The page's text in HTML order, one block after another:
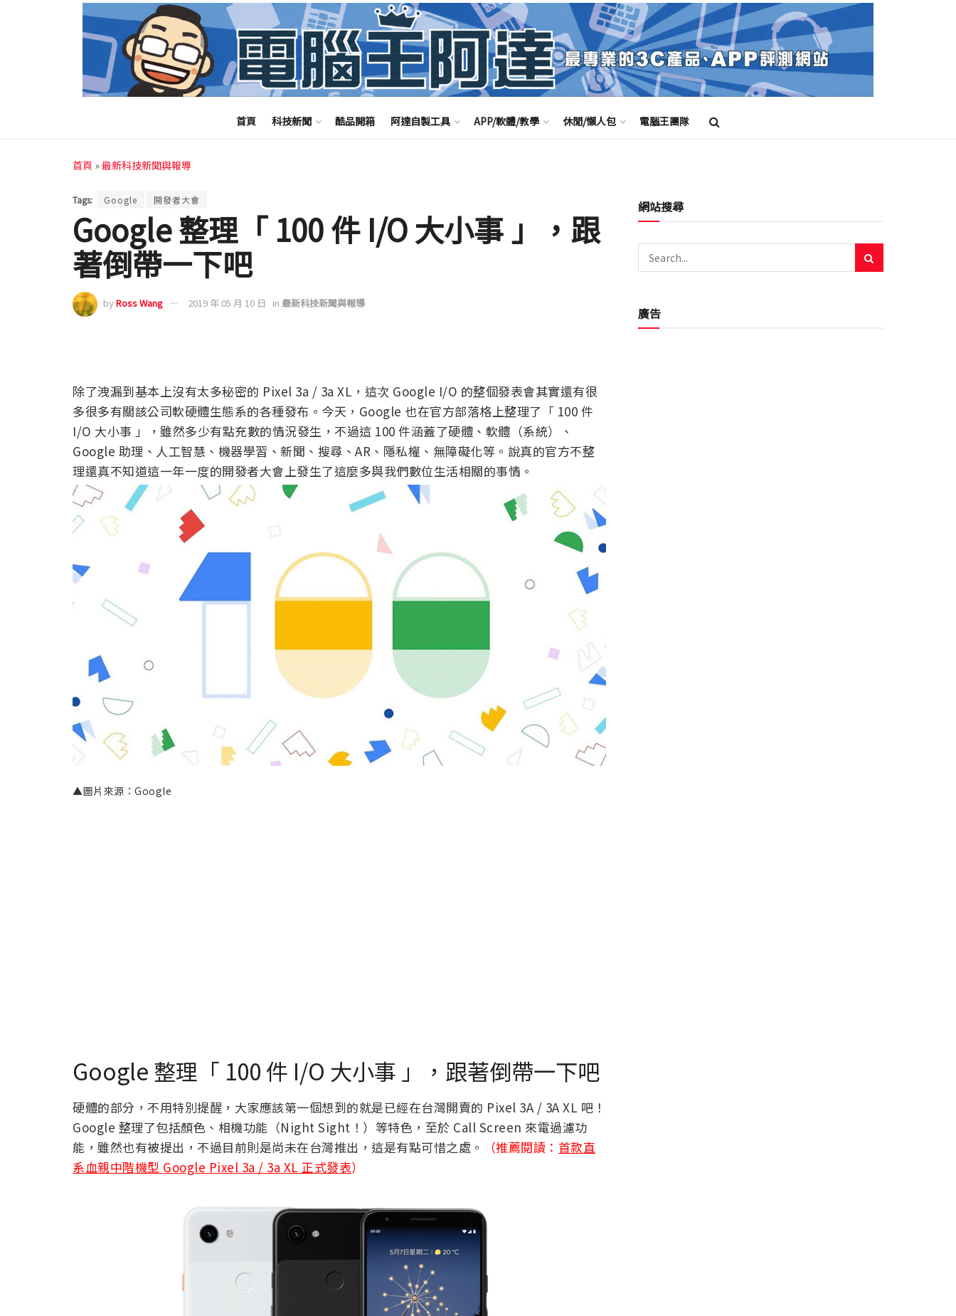
首頁 科技新聞 酷品開箱 阿達自製工具 APP/軟體/教學 休閒/懶人包 電腦王團隊
首頁 »最新科技新聞與報導
Tags: Google 開發者大會
Google 整理「 100 件 I/O 大小事 」，跟
著倒帶一下吧
byRoss Wang 2019 年 05 月 10 日 in 最新科技新聞與報導
除了洩漏到基本上沒有太多秘密的 Pixel 3a / 3a XL，這次 Google I/O 的整個發表會其實還有很
多很多有關該公司軟硬體生態系的各種發布。今天，Google 也在官方部落格上整理了「 100 件
I/O 大小事 」，雖然多少有點充數的情況發生，不過這 100 件涵蓋了硬體、軟體（系統）、
Google 助理、人工智慧、機器學習、新聞、搜尋、AR、隱私權、無障礙化等。說真的官方不整
理還真不知道這一年一度的開發者大會上發生了這麼多與我們數位生活相關的事情。
▲圖片來源：Google
Google 整理「 100 件 I/O 大小事 」，跟著倒帶一下吧
硬體的部分，不用特別提醒，大家應該第一個想到的就是已經在台灣開賣的 Pixel 3A / 3A XL 吧！
Google 整理了包括顏色、相機功能（Night Sight！）等特色，至於 Call Screen 來電過濾功
能，雖然也有被提出，不過目前則是尚未在台灣推出，這是有點可惜之處。
（推薦閱讀： 首款直
系血親中階機型 Google Pixel 3a / 3a XL 正式發表）
網站搜尋
廣告